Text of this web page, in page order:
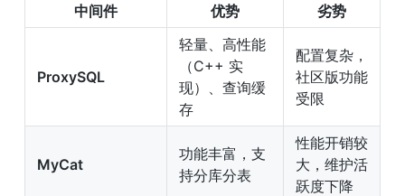
中间件 优势 劣势
ProxySQL
轻量、高性能
（C++ 实
现）、查询缓
存
配置复杂，
社区版功能
受限
MyCat
功能丰富，支
持分库分表
性能开销较
大，维护活
跃度下降